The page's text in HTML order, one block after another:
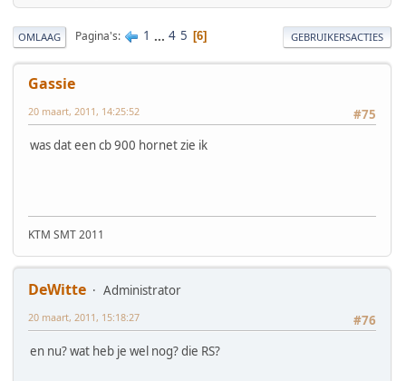
OMLAAG Pagina's 1 ... 4 5 6 GEBRUIKERSACTIES
Gassie
#75
20 maart, 2011, 14:25:52
was dat een cb 900 hornet zie ik
KTM SMT 2011
DeWitte
Administrator
#76
20 maart, 2011, 15:18:27
en nu? wat heb je wel nog? die RS?